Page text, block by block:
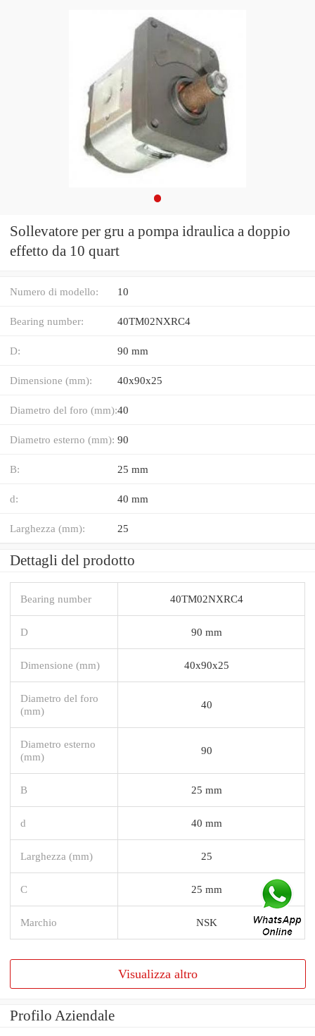
Sollevatore per gru a pompa idraulica a doppio
effetto da 10 quart
Numero di modello: 10
Bearing number: 40TM02NXRC4
D: 90 mm
Dimensione (mm): 40x90x25
Diametro del foro (mm):40
Diametro esterno (mm): 90
B: 25 mm
d: 40 mm
Larghezza (mm): 25
Dettagli del prodotto
Bearing number 40TM02NXRC4
D 90 mm
Dimensione (mm) 40x90x25
Diametro del foro
(mm)
40
Diametro esterno
(mm)
90
B 25 mm
d 40 mm
Larghezza (mm) 25
C 25 mm
Marchio NSK
Visualizza altro
Profilo Aziendale